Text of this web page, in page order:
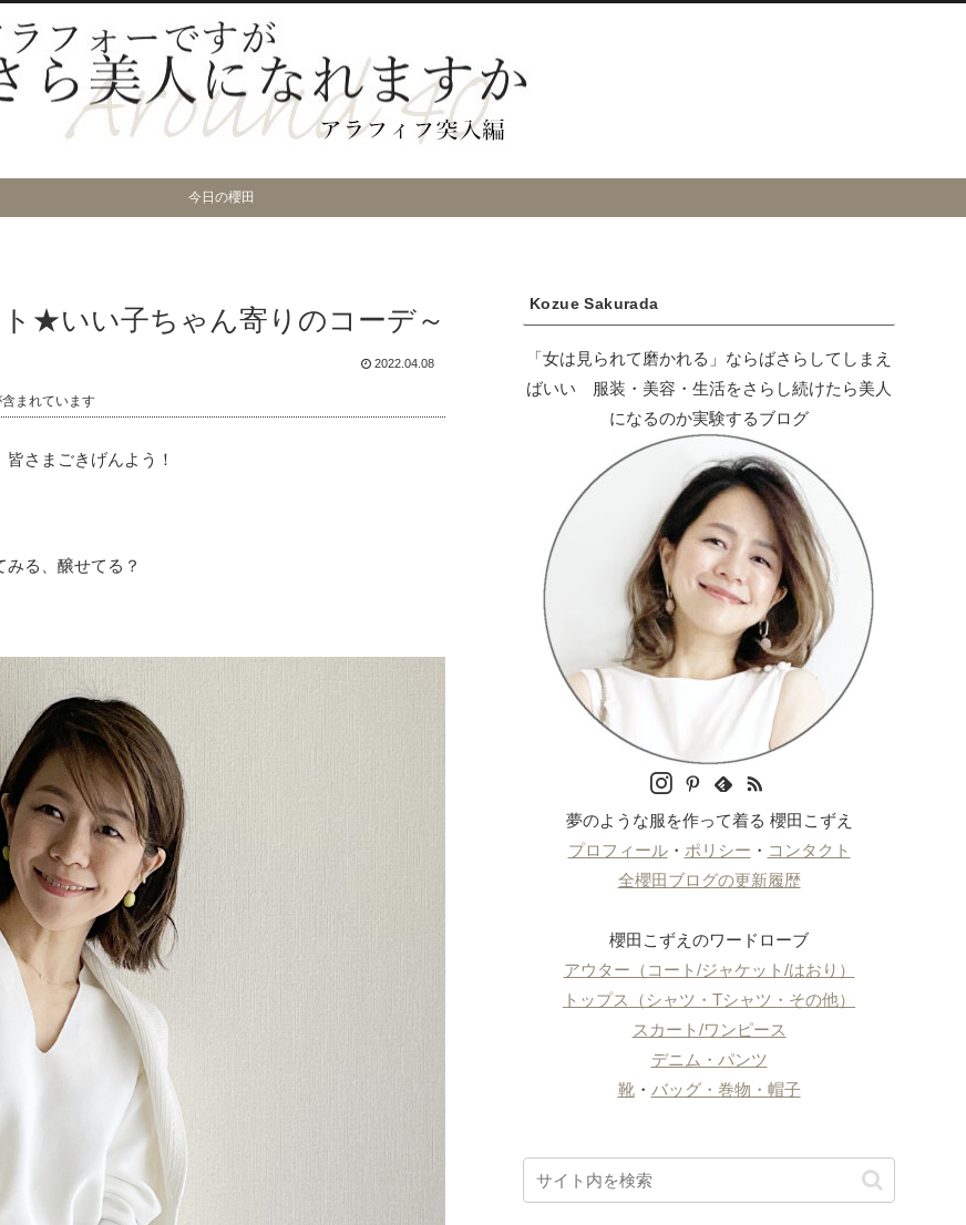
今日の櫻田
★いい子ちゃん寄りのコーデ～
2022.04.08
まれています
さまごきげんよう！
る、醸せてる？
Kozue Sakurada
「女は見られて磨かれる」ならばさらしてしまえ
ばいい 服装・美容・生活をさらし続けたら美人
になるのか実験するブログ
夢のような服を作って着る 櫻田こずえ
プロフィール・ ポリシー ・ コンタクト
全櫻田ブログの更新履歴
櫻田こずえのワードローブ
アウター（コート/ジャケット/はおり）
トップス（シャツ・Tシャツ・その他）
スカート/ワンピース
デニム・パンツ
靴・ バッグ・巻物・帽子